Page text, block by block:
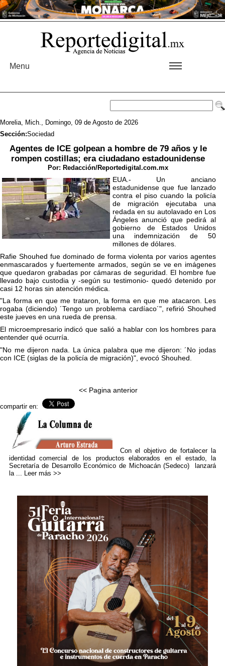
Menu
Morelia, Mich., Domingo, 09 de Agosto de 2026
Sección:Sociedad
Agentes de ICE golpean a hombre de 79 años y le
rompen costillas; era ciudadano estadounidense
Por: Redacción/Reportedigital.com.mx
EUA.- Un anciano
estadunidense que fue lanzado
contra el piso cuando la policía
de migración ejecutaba una
redada en su autolavado en Los
Ángeles anunció que pedirá al
gobierno de Estados Unidos
una indemnización de 50
millones de dólares.
Rafie Shouhed fue dominado de forma violenta por varios agentes
enmascarados y fuertemente armados, según se ve en imágenes
que quedaron grabadas por cámaras de seguridad. El hombre fue
llevado bajo custodia y -según su testimonio- quedó detenido por
casi 12 horas sin atención médica.
"La forma en que me trataron, la forma en que me atacaron. Les
rogaba (diciendo) ´Tengo un problema cardíaco´", refirió Shouhed
este jueves en una rueda de prensa.
El microempresario indicó que salió a hablar con los hombres para
entender qué ocurría.
"No me dijeron nada. La única palabra que me dijeron: ´No jodas
con ICE (siglas de la policía de migración)", evocó Shouhed.
<< Pagina anterior
compartir en:
Con el objetivo de fortalecer la
identidad comercial de los productos elaborados en el estado, la
Secretaría de Desarrollo Económico de Michoacán (Sedeco) lanzará
la ... Leer más >>